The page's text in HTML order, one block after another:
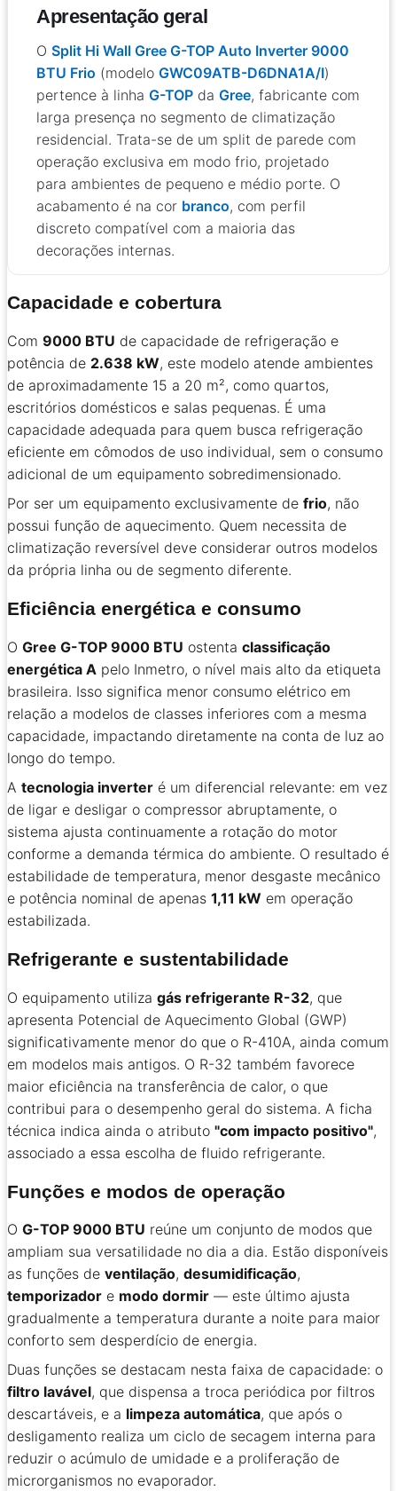
Apresentação geral
O Split Hi Wall Gree G-TOP Auto Inverter 9000
BTU Frio (modelo GWC09ATB-D6DNA1A/I)
pertence à linha G-TOP da Gree, fabricante com
larga presença no segmento de climatização
residencial. Trata-se de um split de parede com
operação exclusiva em modo frio, projetado
para ambientes de pequeno e médio porte. O
acabamento é na cor branco, com perfil
discreto compatível com a maioria das
decorações internas.
Capacidade e cobertura
Com 9000 BTU de capacidade de refrigeração e
potência de 2.638 kW, este modelo atende ambientes
de aproximadamente 15 a 20 m², como quartos,
escritórios domésticos e salas pequenas. É uma
capacidade adequada para quem busca refrigeração
eficiente em cômodos de uso individual, sem o consumo
adicional de um equipamento sobredimensionado.
Por ser um equipamento exclusivamente de frio, não
possui função de aquecimento. Quem necessita de
climatização reversível deve considerar outros modelos
da própria linha ou de segmento diferente.
Eficiência energética e consumo
O Gree G-TOP 9000 BTU ostenta classificação
energética A pelo Inmetro, o nível mais alto da etiqueta
brasileira. Isso significa menor consumo elétrico em
relação a modelos de classes inferiores com a mesma
capacidade, impactando diretamente na conta de luz ao
longo do tempo.
A tecnologia inverter é um diferencial relevante: em vez
de ligar e desligar o compressor abruptamente, o
sistema ajusta continuamente a rotação do motor
conforme a demanda térmica do ambiente. O resultado é
estabilidade de temperatura, menor desgaste mecânico
e potência nominal de apenas 1,11 kW em operação
estabilizada.
Refrigerante e sustentabilidade
O equipamento utiliza gás refrigerante R-32, que
apresenta Potencial de Aquecimento Global (GWP)
significativamente menor do que o R-410A, ainda comum
em modelos mais antigos. O R-32 também favorece
maior eficiência na transferência de calor, o que
contribui para o desempenho geral do sistema. A ficha
técnica indica ainda o atributo "com impacto positivo",
associado a essa escolha de fluido refrigerante.
Funções e modos de operação
O G-TOP 9000 BTU reúne um conjunto de modos que
ampliam sua versatilidade no dia a dia. Estão disponíveis
as funções de ventilação, desumidificação,
temporizador e modo dormir — este último ajusta
gradualmente a temperatura durante a noite para maior
conforto sem desperdício de energia.
Duas funções se destacam nesta faixa de capacidade: o
filtro lavável, que dispensa a troca periódica por filtros
descartáveis, e a limpeza automática, que após o
desligamento realiza um ciclo de secagem interna para
reduzir o acúmulo de umidade e a proliferação de
microrganismos no evaporador.